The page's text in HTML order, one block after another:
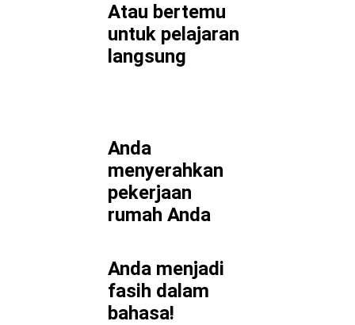
Atau bertemu
untuk pelajaran
langsung
Anda
menyerahkan
pekerjaan
rumah Anda
Anda menjadi
fasih dalam
bahasa!